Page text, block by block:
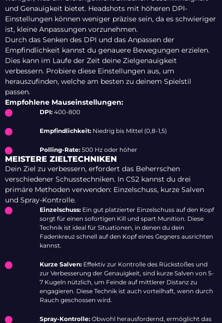
und Genauigkeit bietet. Headshots mit höheren DPI-
Einstellungen können weniger präzise sein, da es schwieriger
ist, kleine Anpassungen vorzunehmen.
Durch das Senken des DPI und das Anpassen der
Empfindlichkeit kannst du genauere Bewegungen erzielen.
Dies kann im Laufe der Zeit deine Zielgenauigkeit
verbessern. Probiere diese Einstellungen aus, um
herauszufinden, welche am besten zu deinem Spielstil
passen.
Empfohlene Mauseinstellungen:
DPI: 400-800
Empfindlichkeit: Niedrig bis Mittel (0,8-1,5)
Polling-Rate: 500 Hz oder höher
MEISTERE ZIELTECHNIKEN
Dein Ziel zu verbessern, erfordert das Beherrschen
verschiedener Schusstechniken. In CS2 kannst du drei
primäre Methoden verwenden: Einzelschuss, kurze Salven
und Spray-Kontrolle.
Einzelschuss: Ein gut platzierter Einzelschuss auf den Kopf
sorgt für einen sofortigen Kill und spart Munition. Diese
Technik ist ideal für Situationen, in denen du dein
Fadenkreuz schnell auf den Kopf eines Gegners ausrichten
kannst.
Kurze Salven: Effektiv zur Kontrolle des Rückstoßes und
zur Verbesserung der Genauigkeit, sind kurze Salven von 5-
7 Kugeln nützlich, um Feinde auf mittlerer Distanz zu
engagieren. Diese Technik ist auch vorteilhaft, wenn durch
Rauch geschossen wird.
Spray-Kontrolle: Obwohl herausfordernd, ermöglicht das